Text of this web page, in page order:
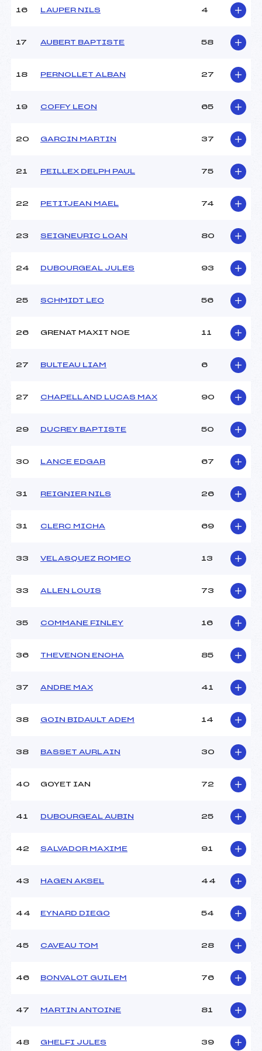
180.0000
Catégorie :
U12
16 LAUPER NILS 4
17 AUBERT BAPTISTE 58
18 PERNOLLET ALBAN 27
19 COFFY LEON 65
20 GARCIN MARTIN 37
21 PEILLEX DELPH PAUL 75
22 PETITJEAN MAEL 74
23 SEIGNEURIC LOAN 80
24 DUBOURGEAL JULES 93
25 SCHMIDT LEO 56
26 GRENAT MAXIT NOE 11
27 BULTEAU LIAM 6
27 CHAPELLAND LUCAS MAX 90
29 DUCREY BAPTISTE 50
30 LANCE EDGAR 67
31 REIGNIER NILS 26
31 CLERC MICHA 69
33 VELASQUEZ ROMEO 13
33 ALLEN LOUIS 73
35 COMMANE FINLEY 16
36 THEVENON ENOHA 85
37 ANDRE MAX 41
38 GOIN BIDAULT ADEM 14
38 BASSET AURLAIN 30
40 GOYET IAN 72
41 DUBOURGEAL AUBIN 25
42 SALVADOR MAXIME 91
43 HAGEN AKSEL 44
44 EYNARD DIEGO 54
45 CAVEAU TOM 28
46 BONVALOT GUILEM 76
47 MARTIN ANTOINE 81
48 GHELFI JULES 39